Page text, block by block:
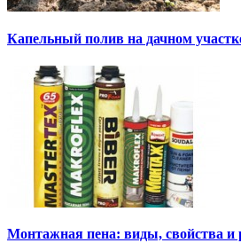
Капельный полив на дачном
Монтажная пена: виды, свойства и